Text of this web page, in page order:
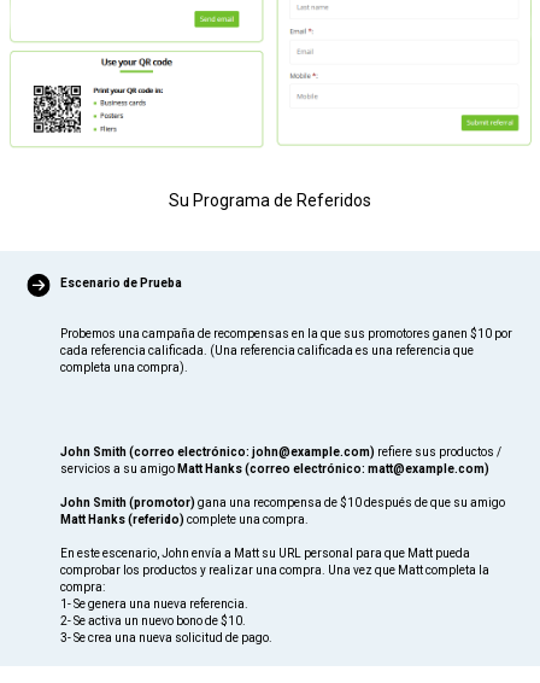
Su Programa de Referidos
Escenario de Prueba
Probemos una campaña de recompensas en la que sus promotores ganen $10 por
cada referencia calificada. (Una referencia calificada es una referencia que
completa una compra).
John Smith (correo electrónico: john@example.com) refiere sus productos /
servicios a su amigo Matt Hanks (correo electrónico: matt@example.com)
John Smith (promotor) gana una recompensa de $10 después de que su amigo
Matt Hanks (referido) complete una compra.
En este escenario, John envía a Matt su URL personal para que Matt pueda
comprobar los productos y realizar una compra. Una vez que Matt completa la
compra:
1- Se genera una nueva referencia.
2- Se activa un nuevo bono de $10.
3- Se crea una nueva solicitud de pago.